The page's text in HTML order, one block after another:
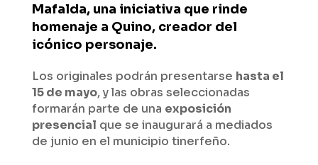
Mafalda, una iniciativa que rinde
homenaje a Quino, creador del
icónico personaje.
Los originales podrán presentarse hasta el
15 de mayo, y las obras seleccionadas
formarán parte de una exposición
presencial que se inaugurará a mediados
de junio en el municipio tinerfeño.